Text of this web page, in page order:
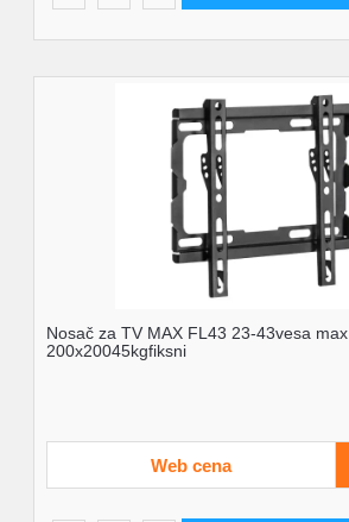
Nosač za TV MAX FL43 23-43vesa max
200x20045kgfiksni
Web cena